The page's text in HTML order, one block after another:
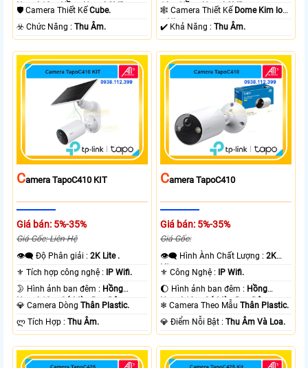
Ngoại 10m Hồng Ngoại SMD.
🛡 Camera Thiết KếCube.
️☣️ Chức Năng :Thu Âm.
10m Hồng Ngoại SMD.
🕸️ Camera Thiết Kế Dome Kim loại
+ Nhựa.
️✔️ Khả Năng :Thu Âm.
CAmera TapoC410 KIT
Giá bán: 5%-35%
Giá Gốc: Liên Hệ
👁️‍🗨 Độ Phân giải :2K Lite .
⚜️ Tích hợp công nghệ :
IP Wifi.
🌛 Hình ảnh ban đêm : Hồng
Ngoại 10m Có Màu Ban Ðêm.
💎 Camera DòngThân Plastic.
️ლ Tích Hợp :Thu Âm.
CAmera TapoC410
Giá bán: 5%-35%
Giá Gốc:
👁️‍🗨 Hình Ành Chất Lượng :2K
Lite .
⚜️ Công Nghệ :
IP Wifi.
🌔 Hình ảnh ban đêm : Hồng
Ngoại 10m Có Màu Ban Ðêm.
❄ Camera Theo MẫuThân Plastic.
️💎 Điểm Nỗi Bật :Thu Âm Và Loa.